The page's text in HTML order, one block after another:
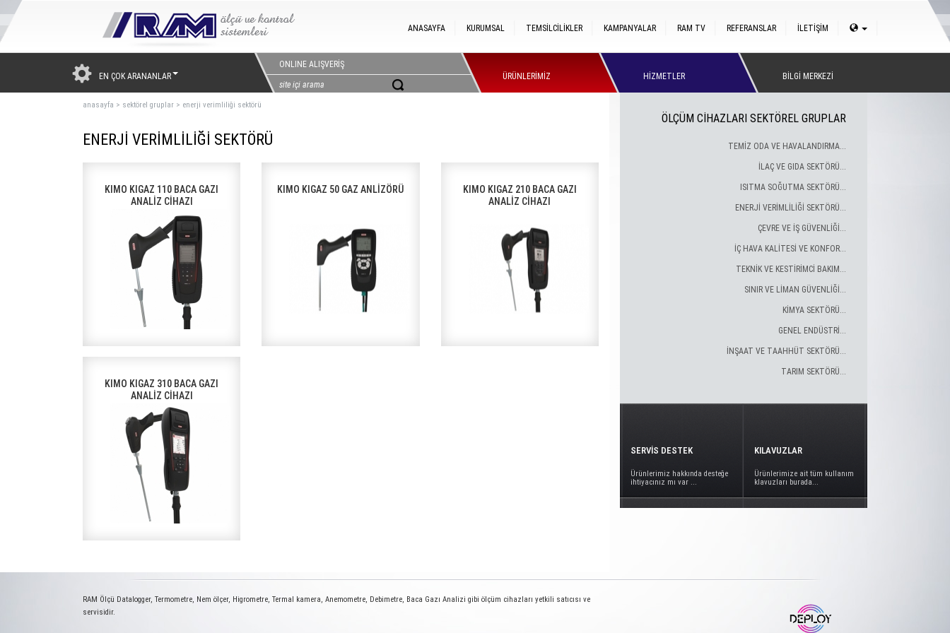
İLETİŞİM
REFERANSLAR
RAM TV
KAMPANYALAR
TEMSİLCİLİKLER
KURUMSAL
ANASAYFA
EN ÇOK ARANANLAR
ONLINE ALIŞVERİŞ
ÜRÜNLERİMİZ
HİZMETLER BİLGİ MERKEZİ
anasayfa > sektörel gruplar > enerji verimliliği sektörü
ENERJİ VERİMLİLİĞİ SEKTÖRÜ
KIMO KIGAZ 110 BACA GAZI
ANALİZ CİHAZI
KIMO KIGAZ 50 GAZ ANLİZÖRÜ
KIMO KIGAZ 210 BACA GAZI
ANALİZ CİHAZI
KIMO KIGAZ 310 BACA GAZI
ANALİZ CİHAZI
ÖLÇÜM CİHAZLARI SEKTÖREL GRUPLAR
TEMİZ ODA VE HAVALANDIRMA...
İLAÇ VE GIDA SEKTÖRÜ...
ISITMA SOĞUTMA SEKTÖRÜ...
ENERJİ VERİMLİLİĞİ SEKTÖRÜ...
ÇEVRE VE İŞ GÜVENLİĞİ...
İÇ HAVA KALİTESİ VE KONFOR...
TEKNİK VE KESTİRİMCİ BAKIM...
SINIR VE LİMAN GÜVENLİĞİ...
KİMYA SEKTÖRÜ...
GENEL ENDÜSTRİ...
İNŞAAT VE TAAHHÜT SEKTÖRÜ...
TARIM SEKTÖRÜ...
SERVİS DESTEK
Ürünlerimiz hakkında desteğe
ihtiyacınız mı var ...
KILAVUZLAR
Ürünlerimize ait tüm kullanım
klavuzları burada...
RAM Ölçü Datalogger, Termometre, Nem ölçer, Higrometre, Termal kamera, Anemometre, Debimetre, Baca Gazı Analizi gibi ölçüm cihazları yetkili satıcısı ve
servisidir.
www.deploy.com.tr